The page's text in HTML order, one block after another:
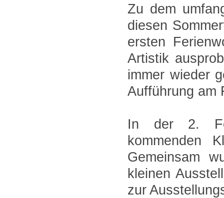
Zu dem
diesen
ersten
Artistik
immer wieder
Aufführung am
In der 2.
kommenden
Gemeinsam
kleinen
zur